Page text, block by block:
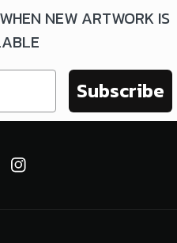
NEW ARTWORK IS
Subscribe
Instagram